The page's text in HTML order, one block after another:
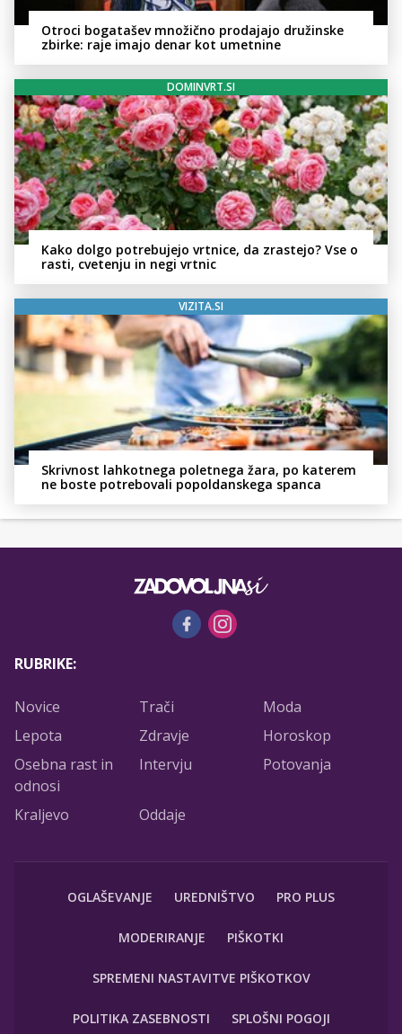
Otroci bogatašev množično prodajajo družinske
zbirke: raje imajo denar kot umetnine
DOMINVRT.SI
Kako dolgo potrebujejo vrtnice, da zrastejo? Vse o
rasti, cvetenju in negi vrtnic
VIZITA.SI
Skrivnost lahkotnega poletnega žara, po katerem
ne boste potrebovali popoldanskega spanca
RUBRIKE:
Novice Trači
Moda
Lepota
Zdravje
Horoskop
Osebna rast in
odnosi
Intervju Potovanja
Kraljevo Oddaje
OGLAŠEVANJE UREDNIŠTVO PRO PLUS
MODERIRANJE PIŠKOTKI
SPREMENI NASTAVITVE PIŠKOTKOV
POLITIKA ZASEBNOSTI SPLOŠNI POGOJI